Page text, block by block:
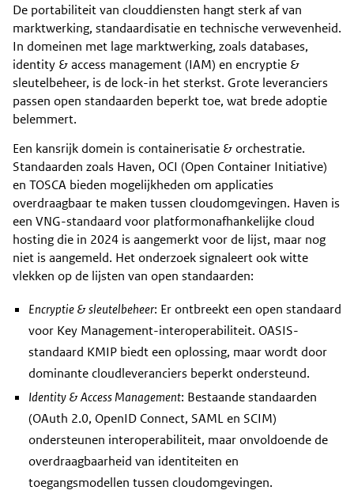
De portabiliteit van clouddiensten hangt sterk af van
marktwerking, standaardisatie en technische verwevenheid.
In domeinen met lage marktwerking, zoals databases,
identity & access management (IAM) en encryptie &
sleutelbeheer, is de lock-in het sterkst. Grote leveranciers
passen open standaarden beperkt toe, wat brede adoptie
belemmert.
Een kansrijk domein is containerisatie & orchestratie.
Standaarden zoals Haven, OCI (Open Container Initiative)
en TOSCA bieden mogelijkheden om applicaties
overdraagbaar te maken tussen cloudomgevingen. Haven is
een VNG-standaard voor platformonafhankelijke cloud
hosting die in 2024 is aangemerkt voor de lijst, maar nog
niet is aangemeld. Het onderzoek signaleert ook witte
vlekken op de lijsten van open standaarden:
Encryptie & sleutelbeheer: Er ontbreekt een open standaard
voor Key Management-interoperabiliteit. OASIS-
standaard KMIP biedt een oplossing, maar wordt door
dominante cloudleveranciers beperkt ondersteund.
Identity & Access Management: Bestaande standaarden
(OAuth 2.0, OpenID Connect, SAML en SCIM)
ondersteunen interoperabiliteit, maar onvoldoende de
overdraagbaarheid van identiteiten en
toegangsmodellen tussen cloudomgevingen.